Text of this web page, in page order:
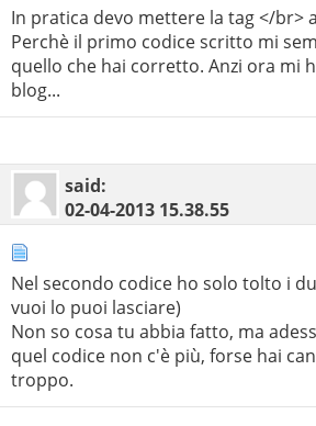
In pratica devo mettere la tag </br>
Perchè il primo codice scritto mi
quello che hai corretto. Anzi ora mi
blog...
said:
02-04-2013 15.38.55
Nel secondo codice ho solo tolto i
vuoi lo puoi lasciare)
Non so cosa tu abbia fatto, ma
quel codice non c'è più, forse hai
troppo.